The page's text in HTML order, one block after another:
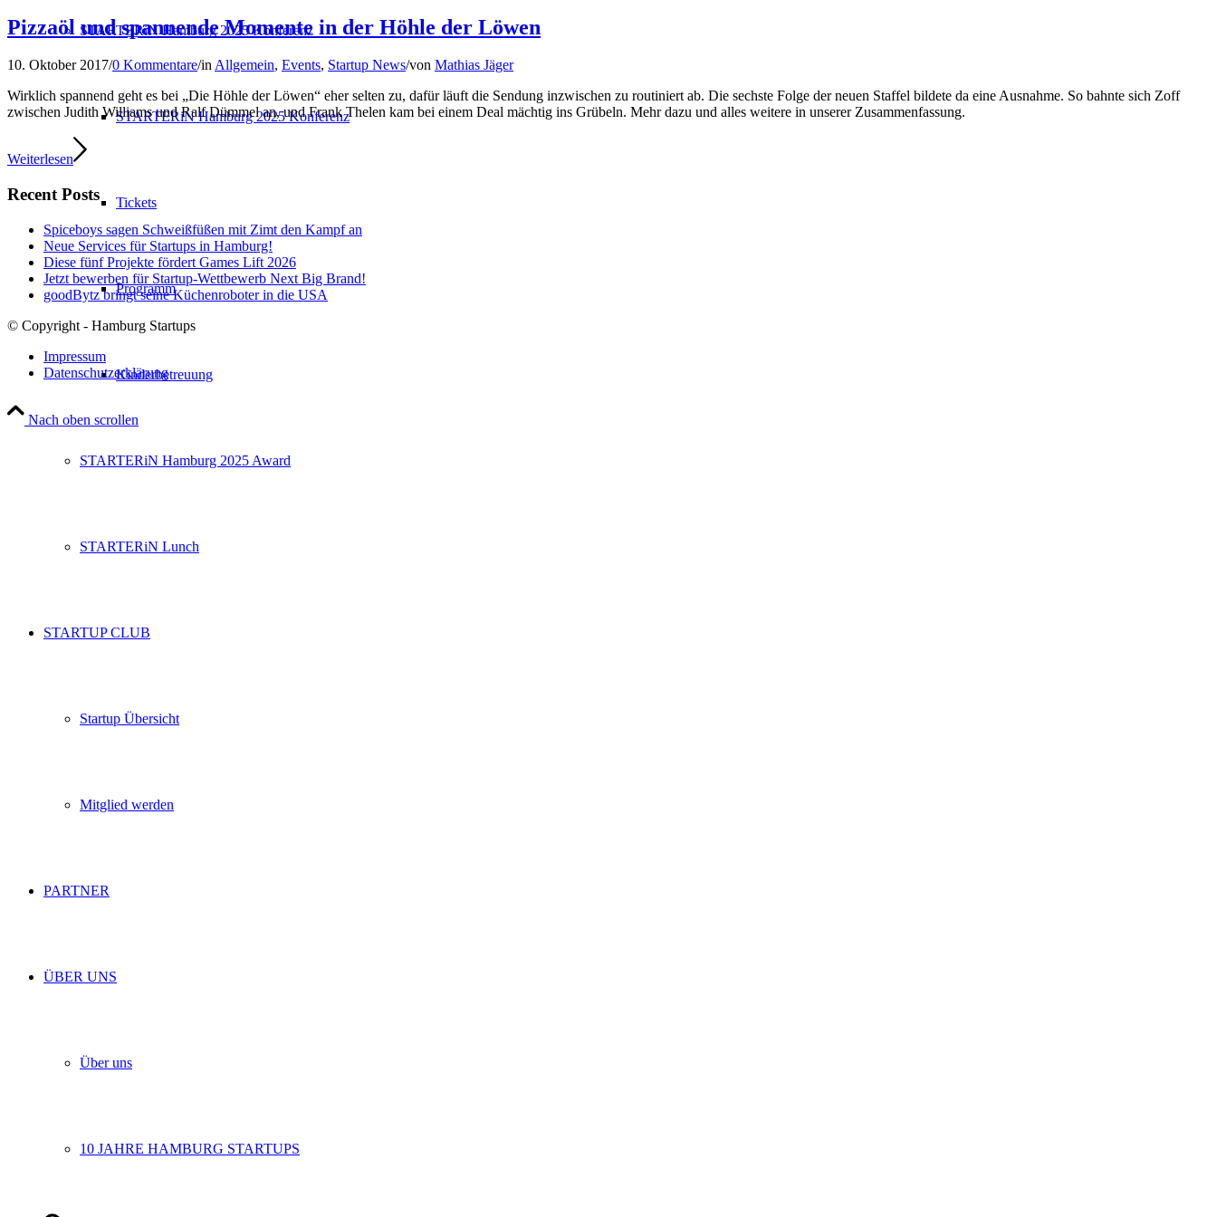
STARTERiN Hamburg 2025 Konferenz
STARTERiN Hamburg 2025 Konferenz
Tickets
Programm
Kinderbetreuung
STARTERiN Hamburg 2025 Award
STARTERiN Lunch
STARTUP CLUB
Startup Übersicht
Mitglied werden
PARTNER
ÜBER UNS
Über uns
10 JAHRE HAMBURG STARTUPS
Pizzaöl und spannende Momente in der Höhle der Löwen
10. Oktober 2017/0 Kommentare/inAllgemein, Events, Startup News/von Mathias Jäger
Wirklich spannend geht es bei „Die Höhle der Löwen“ eher selten zu, dafür läuft die Sendung inzwischen zu routiniert ab. Die sechste Folge der neuen Staffel bildete da eine Ausnahme. So bahnte sich Zoff
zwischen Judith Williams und Ralf Dümmel an, und Frank Thelen kam bei einem Deal mächtig ins Grübeln. Mehr dazu und alles weitere in unserer Zusammenfassung.
Weiterlesen
Recent Posts
Spiceboys sagen Schweißfüßen mit Zimt den Kampf an
Neue Services für Startups in Hamburg!
Diese fünf Projekte fördert Games Lift 2026
Jetzt bewerben für Startup-Wettbewerb Next Big Brand!
goodBytz bringt seine Küchenroboter in die USA
© Copyright - Hamburg Startups
Impressum
Datenschutzerklärung
Nach oben scrollen